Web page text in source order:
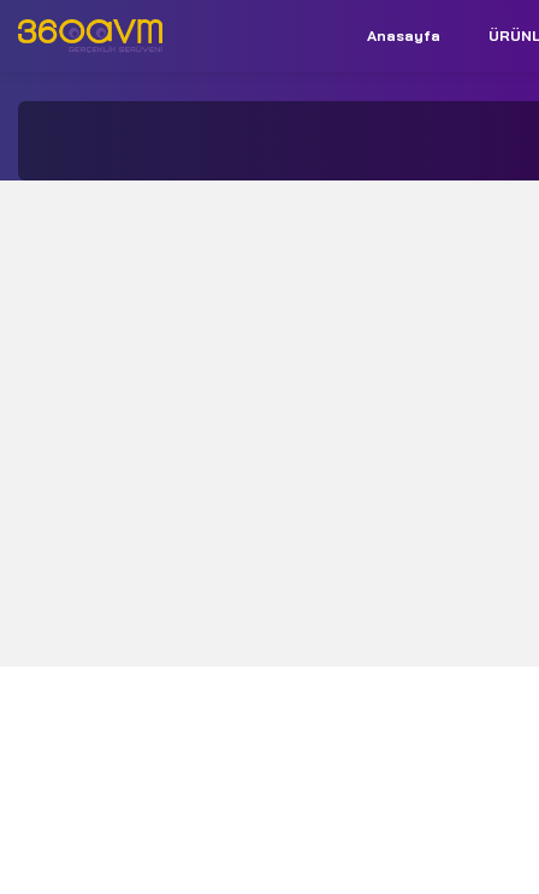
İletişim: +90 850 532 9312
Anasayfa